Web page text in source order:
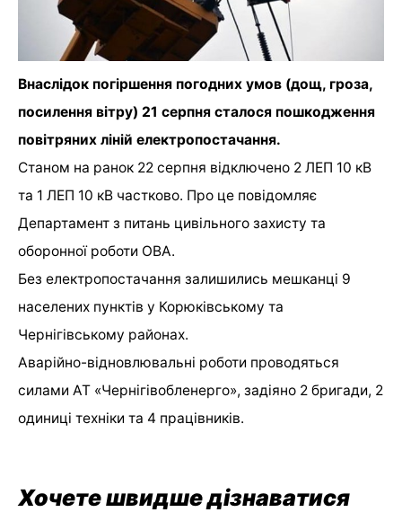
Внаслідок погіршення погодних умов (дощ, гроза,
посилення вітру) 21 серпня сталося пошкодження
повітряних ліній електропостачання.
Станом на ранок 22 серпня відключено 2 ЛЕП 10 кВ
та 1 ЛЕП 10 кВ частково. Про це повідомляє
Департамент з питань цивільного захисту та
оборонної роботи ОВА.
Без електропостачання залишились мешканці 9
населених пунктів у Корюківському та
Чернігівському районах.
Аварійно-відновлювальні роботи проводяться
силами АТ «Чернігівобленерго», задіяно 2 бригади, 2
одиниці техніки та 4 працівників.
Хочете швидше дізнаватися